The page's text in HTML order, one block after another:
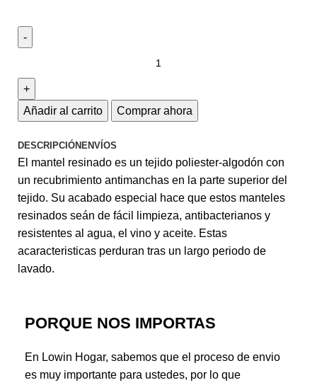
Añadir al carrito Comprar ahora
DESCRIPCIÓN ENVÍOS
El mantel resinado es un tejido poliester-algodón con
un recubrimiento antimanchas en la parte superior del
tejido. Su acabado especial hace que estos manteles
resinados seán de fácil limpieza, antibacterianos y
resistentes al agua, el vino y aceite. Estas
acaracteristicas perduran tras un largo periodo de
lavado.
PORQUE NOS IMPORTAS
En Lowin Hogar, sabemos que el proceso de envio
es muy importante para ustedes, por lo que